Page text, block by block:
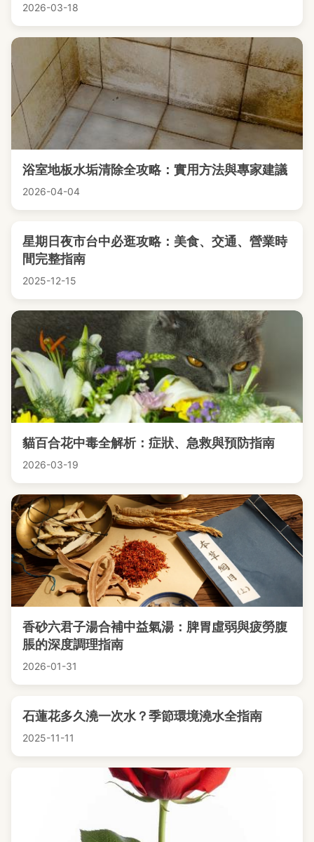
2026-03-18
浴室地板水垢清除全攻略：實用方法與專家建議
2026-04-04
星期日夜市台中必逛攻略：美食、交通、營業時
間完整指南
2025-12-15
貓百合花中毒全解析：症狀、急救與預防指南
2026-03-19
香砂六君子湯合補中益氣湯：脾胃虛弱與疲勞腹
脹的深度調理指南
2026-01-31
石蓮花多久澆一次水？季節環境澆水全指南
2025-11-11